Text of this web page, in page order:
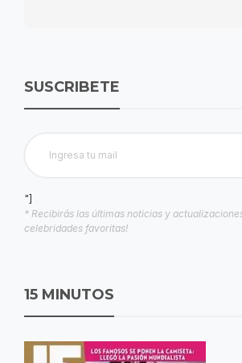
SUSCRIBETE
"]
* Recibirás las últimas noticias y
celebridades favoritas!
15 MINUTOS